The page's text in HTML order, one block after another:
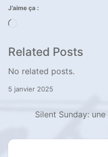
J’aime ça :
Related Posts
No related posts.
5 janvier 2025
Silent Sunday: